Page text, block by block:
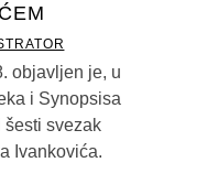
objavljen je, u
i Synopsisa
šesti svezak
Ivankovića.